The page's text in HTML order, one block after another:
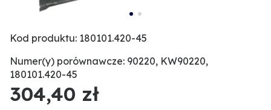
Kod produktu: 180101.420-45
Numer(y) porównawcze: 90220, KW90220,
180101.420-45
304,40 zł